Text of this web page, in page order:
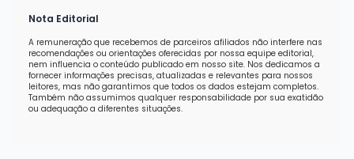
Nota Editorial
A remuneração que recebemos de parceiros afiliados não interfere nas
recomendações ou orientações oferecidas por nossa equipe editorial,
nem influencia o conteúdo publicado em nosso site. Nos dedicamos a
fornecer informações precisas, atualizadas e relevantes para nossos
leitores, mas não garantimos que todos os dados estejam completos.
Também não assumimos qualquer responsabilidade por sua exatidão
ou adequação a diferentes situações.